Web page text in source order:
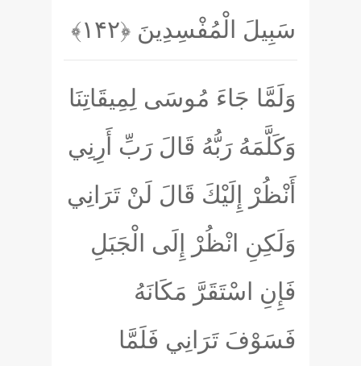
سَبِيلَ الْمُفْسِدِينَ ﴿۱۴۲﴾
وَلَمَّا جَاءَ مُوسَى لِمِيقَاتِنَا
وَكَلَّمَهُ رَبُّهُ قَالَ رَبِّ أَرِنِي
أَنْظُرْ إِلَيْكَ قَالَ لَنْ تَرَانِي
وَلَكِنِ انْظُرْ إِلَى الْجَبَلِ
فَإِنِ اسْتَقَرَّ مَكَانَهُ
فَسَوْفَ تَرَانِي فَلَمَّا